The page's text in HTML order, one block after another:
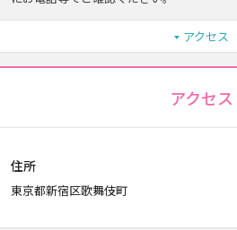
アクセス
アクセス
住所
東京都新宿区歌舞伎町